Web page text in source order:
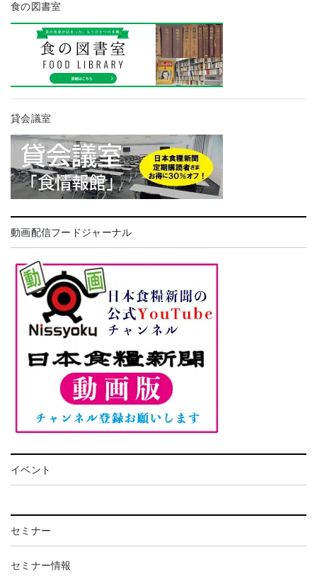
食の図書室
貸会議室
動画配信フードジャーナル
イベント
セミナー
セミナー情報